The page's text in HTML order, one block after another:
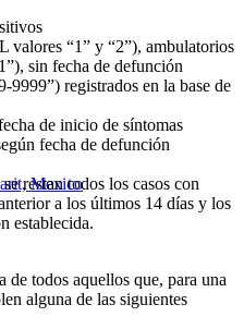
Mexico
“1” y “2”), ambulatorios
sin fecha de defunción
registrados en la base de
de inicio de síntomas
fecha de defunción
restan todos los casos con
a los últimos 14 días y los
establecida.
de todos aquellos que, para una
alguna de las siguientes